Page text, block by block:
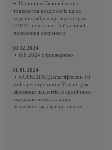
Настанова Європейського
товариства кардіологів щодо
ведення фібриляції передсердь
(2024): нові аспекти й основні
положення документа
30.12.2024
№8 2024 оприлюднено
31.01.2024
ФОРКСІГА (Дапагліфлозин 10
мг) зареєстровано в Україні для
лікування пацієнтів із хронічною
серцевою недостатністю
незалежно від фракції викиду